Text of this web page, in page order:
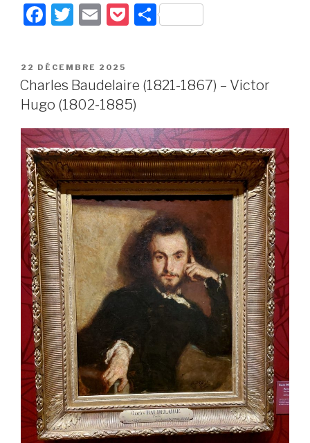
F
c
e
b
o
o
k
T
tt
er
E
ail
P
k
et
P
g
PUBLIÉ
LE
22 DÉCEMBRE 2025
Charles Baudelaire (1821-1867) – Victor
Hugo (1802-1885)